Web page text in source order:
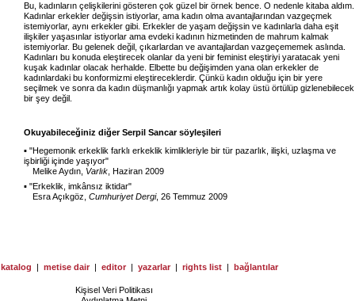
Bu, kadınların çelişkilerini gösteren çok güzel bir örnek bence. O nedenle kitaba aldım.
Kadınlar erkekler değişsin istiyorlar, ama kadın olma avantajlarından vazgeçmek
istemiyorlar, aynı erkekler gibi. Erkekler de yaşam değişsin ve kadınlarla daha eşit
ilişkiler yaşasınlar istiyorlar ama evdeki kadının hizmetinden de mahrum kalmak
istemiyorlar. Bu gelenek değil, çıkarlardan ve avantajlardan vazgeçememek aslında.
Kadınları bu konuda eleştirecek olanlar da yeni bir feminist eleştiriyi yaratacak yeni
kuşak kadınlar olacak herhalde. Elbette bu değişimden yana olan erkekler de
kadınlardaki bu konformizmi eleştireceklerdir. Çünkü kadın olduğu için bir yere
seçilmek ve sonra da kadın düşmanlığı yapmak artık kolay üstü örtülüp gizlenebilecek
bir şey değil.
Okuyabileceğiniz diğer Serpil Sancar söyleşileri
▪ "Hegemonik erkeklik farklı erkeklik kimlikleriyle bir tür pazarlık, ilişki, uzlaşma ve
işbirliği içinde yaşıyor"
Melike Aydın, Varlık , Haziran 2009
▪ "Erkeklik, imkânsız iktidar"
Esra Açıkgöz, Cumhuriyet Dergi, 26 Temmuz 2009
katalog | metise dair | editor | yazarlar | rights list | bağlantılar
Kişisel Veri Politikası